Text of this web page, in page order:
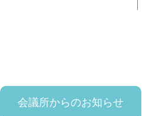
会議所からのお知らせ